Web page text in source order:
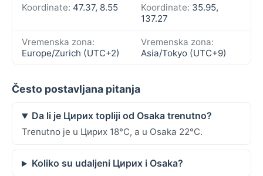
Koordinate: 47.37, 8.55 Koordinate: 35.95,
137.27
Vremenska zona:
Europe/Zurich (UTC+2)
Vremenska zona:
Asia/Tokyo (UTC+9)
Često postavljana pitanja
Da li je Цирих topliji od Osaka trenutno?
Trenutno je u Цирих 18°C, a u Osaka 22°C.
Koliko su udaljeni Цирих i Osaka?